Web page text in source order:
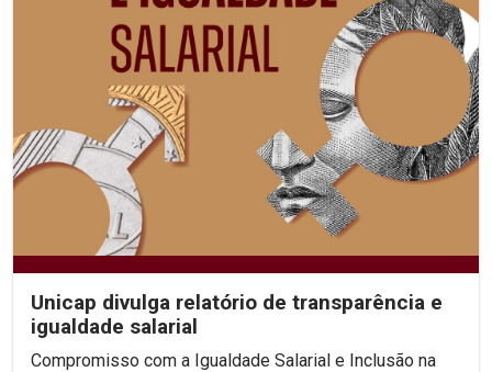
Unicap divulga relatório de transparência e
igualdade salarial
Compromisso com a Igualdade Salarial e Inclusão na